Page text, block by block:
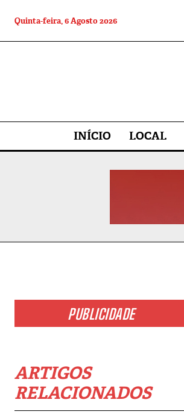
Quinta-feira, 6 Agosto 2026
INÍCIO LOCAL
PUBLICIDADE
ARTIGOS
RELACIONADOS